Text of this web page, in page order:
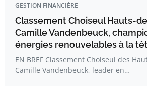
GESTION FINANCIÈRE
Classement Choiseul Hauts-
Camille Vandenbeuck,
énergies renouvelables à la
EN BREF Classement Choiseul des
Camille Vandenbeuck, leader en…